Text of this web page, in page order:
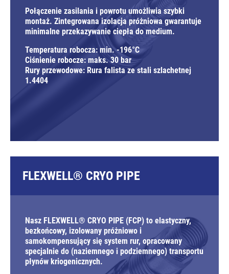
Połączenie zasilania i powrotu umożliwia szybki
montaż. Zintegrowana izolacja próżniowa gwarantuje
minimalne przekazywanie ciepła do medium.
Temperatura robocza: min. -196°C
Ciśnienie robocze: maks. 30 bar
Rury przewodowe: Rura falista ze stali szlachetnej
1.4404
FLEXWELL® CRYO PIPE
Nasz FLEXWELL® CRYO PIPE (FCP) to elastyczny,
bezkońcowy, izolowany próżniowo i
samokompensujący się system rur, opracowany
specjalnie do (naziemnego i podziemnego) transportu
płynów kriogenicznych.